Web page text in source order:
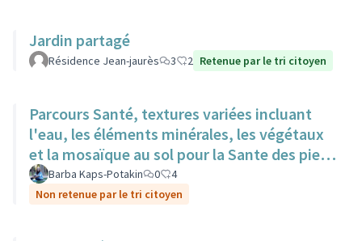
Jardin partagé
Résidence Jean-jaurès 3 2 Retenue par le tri citoyen
Parcours Santé, textures variées incluant
l'eau, les éléments minérales, les végétaux
et la mosaïque au sol pour la Sante des pieds
nus.Barba Kaps-Potakin 0
4
Non retenue par le tri citoyen